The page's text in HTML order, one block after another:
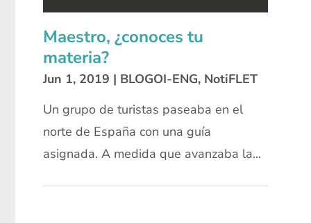
Maestro, ¿conoces tu
materia?
Jun 1, 2019 | BLOGOI-ENG, NotiFLET
Un grupo de turistas paseaba en el
norte de España con una guía
asignada. A medida que avanzaba la...